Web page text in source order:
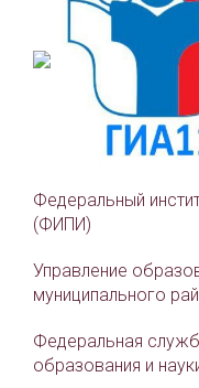
Федеральный
(ФИПИ)
Управление
муниципального
Федеральная
образования и